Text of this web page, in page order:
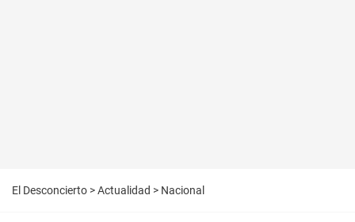
El Desconcierto >Actualidad > Nacional